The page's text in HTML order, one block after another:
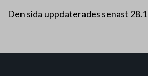
Den sida uppdaterades senast